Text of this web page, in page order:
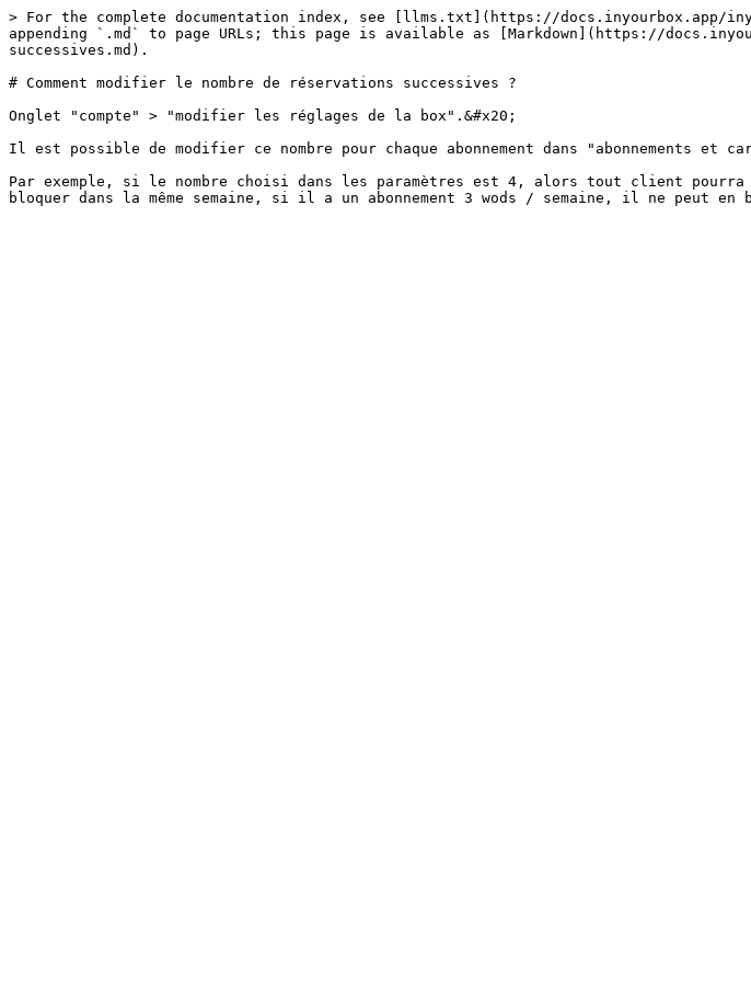
> For the complete documentation index, see [llms.txt](https://docs.inyourbox.app/
appending `.md` to page URLs; this page is available as [Markdown](https://
successives.md).
# Comment modifier le nombre de réservations successives ?
Onglet "compte" > "modifier les réglages de la box".&#x20;
Il est possible de modifier ce nombre pour chaque abonnement dans "abonnements et
Par exemple, si le nombre choisi dans les paramètres est 4, alors tout client